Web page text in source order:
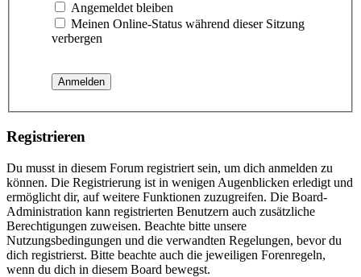
Angemeldet bleiben
Meinen Online-Status während dieser Sitzung
verbergen
Registrieren
Du musst in diesem Forum registriert sein, um dich anmelden zu
können. Die Registrierung ist in wenigen Augenblicken erledigt und
ermöglicht dir, auf weitere Funktionen zuzugreifen. Die Board-
Administration kann registrierten Benutzern auch zusätzliche
Berechtigungen zuweisen. Beachte bitte unsere
Nutzungsbedingungen und die verwandten Regelungen, bevor du
dich registrierst. Bitte beachte auch die jeweiligen Forenregeln,
wenn du dich in diesem Board bewegst.